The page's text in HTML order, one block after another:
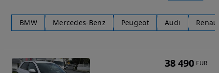
BMW Mercedes-Benz Peugeot Audi
38 490 EUR